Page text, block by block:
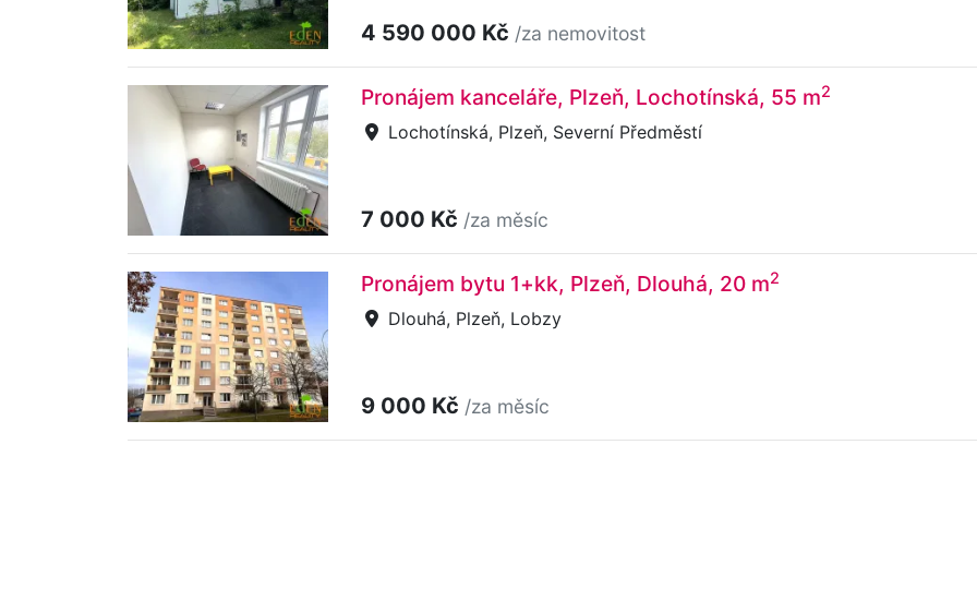
4 590 000 Kč /za nemovitost
Pronájem kanceláře, Plzeň, Lochotínská, 55 m2
Lochotínská, Plzeň, Severní Předměstí
7 000 Kč /za měsíc
Pronájem bytu 1+kk, Plzeň, Dlouhá, 20 m2
Dlouhá, Plzeň, Lobzy
9 000 Kč /za měsíc